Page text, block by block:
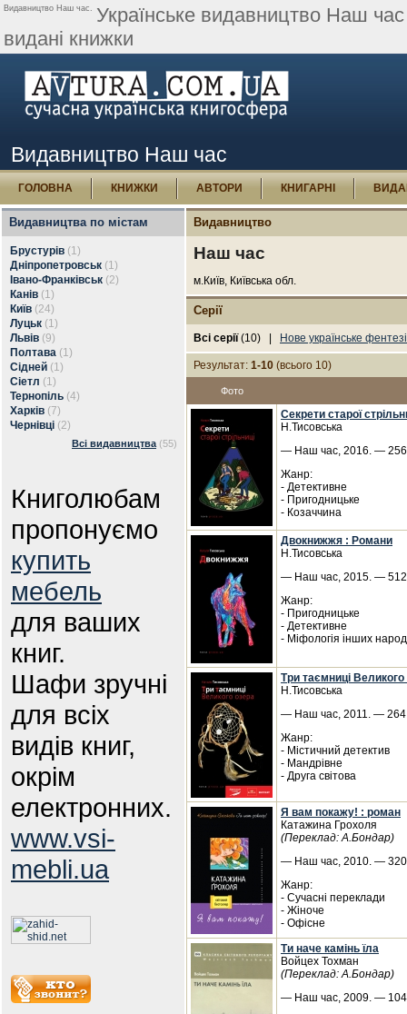
Видавництво Наш час. Українське видавництво Наш
видані книжки
Видавництво Наш час
ГОЛОВНА КНИЖКИ АВТОРИ КНИГАРНІ
Видавництва по містам
Брустурів (1)
Дніпропетровськ (1)
Івано-Франківськ (2)
Канів (1)
Київ (24)
Луцьк (1)
Львів (9)
Полтава (1)
Сідней (1)
Сіетл (1)
Тернопіль (4)
Харків (7)
Чернівці (2)
Всі видавництва (55)
Книголюбам
пропонуємо
купить
мебель
для ваших
книг.
Шафи зручні
для всіх
видів книг,
окрім
електронних.
www.vsi-
mebli.ua
Видавництво
Наш час
м.Київ, Київська обл.
Серії
Всі серії(10) | Нове українське фентезі
Результат: 1-10 (всього 10)
Фото
Секрети старої
Н.Тисовська
— Наш час, 2016. — 256
Жанр:
- Детективне
- Пригодницьке
- Козаччина
Двокнижжя : Романи
Н.Тисовська
— Наш час, 2015. — 512
Жанр:
- Пригодницьке
- Детективне
- Міфологія інших
Три таємниці
Н.Тисовська
— Наш час, 2011. — 264
Жанр:
- Містичний детектив
- Мандрівне
- Друга світова
Я вам покажу! : роман
Катажина Грохоля
(Переклад: А.Бондар)
— Наш час, 2010. — 320
Жанр:
- Сучасні переклади
- Жіноче
- Офісне
Ти наче камінь їла
Войцех Тохман
(Переклад: А.Бондар)
— Наш час, 2009. — 104